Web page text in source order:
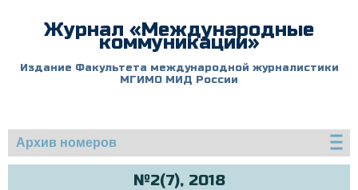
Журнал «Международные
коммуникации»
Издание Факультета международной журналистики
МГИМО МИД России
Архив номеров
№2(7), 2018